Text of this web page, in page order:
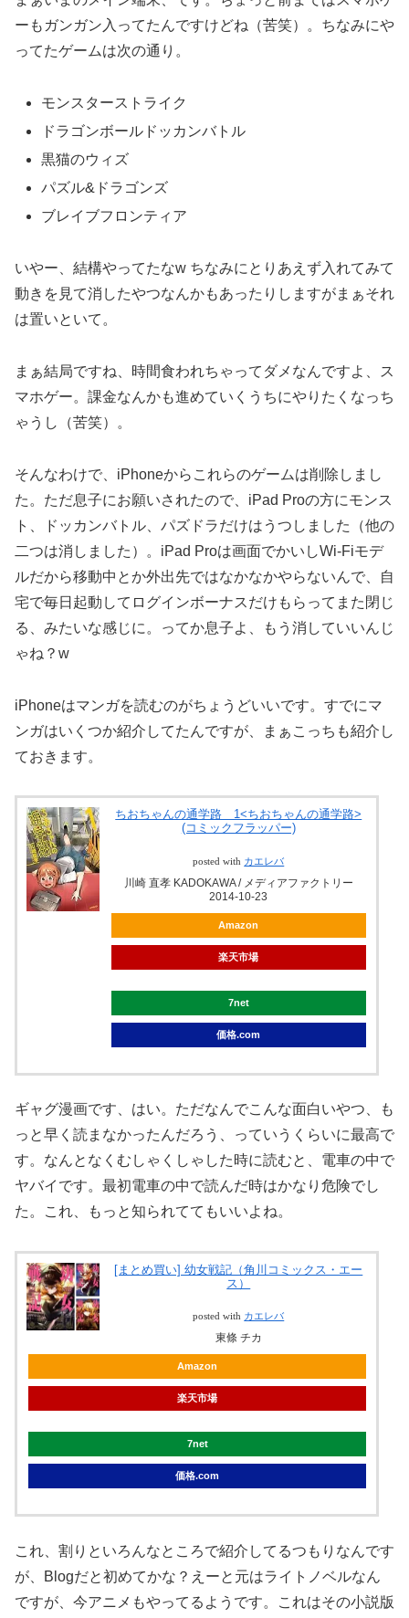
ーもガンガン入ってたんですけどね（苦笑）。ちなみにや
ってたゲームは次の通り。
モンスターストライク
ドラゴンボールドッカンバトル
黒猫のウィズ
パズル&ドラゴンズ
ブレイブフロンティア
いやー、結構やってたなw ちなみにとりあえず入れてみて
動きを見て消したやつなんかもあったりしますがまぁそれ
は置いといて。
まぁ結局ですね、時間食われちゃってダメなんですよ、ス
マホゲー。課金なんかも進めていくうちにやりたくなっち
ゃうし（苦笑）。
そんなわけで、iPhoneからこれらのゲームは削除しまし
た。ただ息子にお願いされたので、iPad Proの方にモンス
ト、ドッカンバトル、パズドラだけはうつしました（他の
二つは消しました）。iPad Proは画面でかいしWi-Fiモデ
ルだから移動中とか外出先ではなかなかやらないんで、自
宅で毎日起動してログインボーナスだけもらってまた閉じ
る、みたいな感じに。ってか息子よ、もう消していいんじ
ゃね？w
iPhoneはマンガを読むのがちょうどいいです。すでにマ
ンガはいくつか紹介してたんですが、まぁこっちも紹介し
ておきます。
ちおちゃんの通学路 1<ちおちゃんの通学路>
(コミックフラッパー)
posted with カエレバ
川崎 直孝 KADOKAWA / メディアファクトリー
2014-10-23
Amazon
楽天市場
7net
価格.com
ギャグ漫画です、はい。ただなんでこんな面白いやつ、も
っと早く読まなかったんだろう、っていうくらいに最高で
す。なんとなくむしゃくしゃした時に読むと、電車の中で
ヤバイです。最初電車の中で読んだ時はかなり危険でし
た。これ、もっと知られててもいいよね。
[まとめ買い] 幼女戦記（角川コミックス・エー
ス）
posted with カエレバ
東條 チカ
Amazon
楽天市場
7net
価格.com
これ、割りといろんなところで紹介してるつもりなんです
が、Blogだと初めてかな？えーと元はライトノベルなん
ですが、今アニメもやってるようです。これはその小説版